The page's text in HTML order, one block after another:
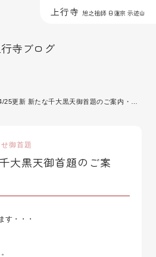
上行寺旭之祖師 日蓮宗 示迹山
行寺ブログ
25更新 新たな千大黒天御首題のご案内・・・
御首題
大黒天御首題のご案
す・・・